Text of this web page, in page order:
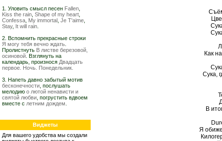
1. Уловить смысл песен Fallen
Kiss the rain Shape of my heart
Confessa My immortal Je T'aime
Stay, It will rain
2. Вспомнить прекрасные строки
Я могу тебя вечно ждать
Пролистнуть В листве березовой,
осиновой . Взглянуть на
календарь, произнося Двадцать
первое. Ночь. Понедельник.
3. Напеть давно забытый мотив
бесконечности , послушать
мелодию о лютой ненависти и
святой любви , погрустить вдвоем
вместе с летним дождем
Виджеты
Для вашего удобства мы создали
Как
Сука,
В
Я